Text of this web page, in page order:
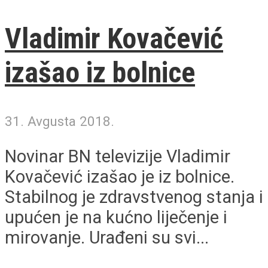
Vladimir Kovačević
izašao iz bolnice
31. Avgusta 2018.
Novinar BN televizije Vladimir
Kovačević izašao je iz bolnice.
Stabilnog je zdravstvenog stanja i
upućen je na kućno liječenje i
mirovanje. Urađeni su svi...